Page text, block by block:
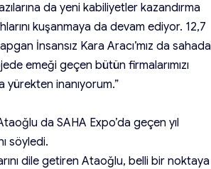
da yeni kabiliyetler kazandırma
kuşanmaya da devam ediyor. 12,7
İnsansız Kara Aracı’mız da sahada
emeği geçen bütün firmalarımızı
inanıyorum.”
da SAHA Expo’da geçen yıl
söyledi.
dile getiren Ataoğlu, belli bir noktaya